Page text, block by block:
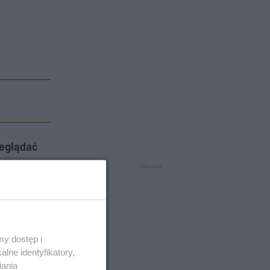
dostęp i
identyfikatory,